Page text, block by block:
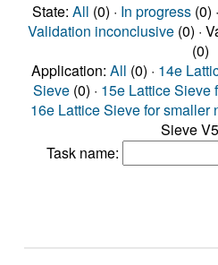
State: All (0) · In progress(0) ·
Validation inconclusive(0) ·
(0)
Application: All (0) · 14e
Sieve (0) · 15e Lattice Sieve
16e Lattice Sieve for smaller
Sieve
Task name: